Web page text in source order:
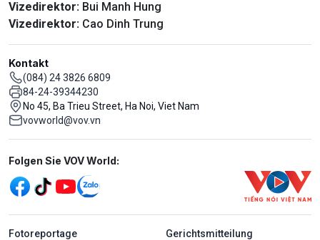
Vizedirektor: Bui Manh Hung
Vizedirektor: Cao Dinh Trung
Kontakt
(084) 24 3826 6809
84-24-39344230
No 45, Ba Trieu Street, Ha Noi, Viet Nam
vovworld@vov.vn
Mạng xã hội
Folgen Sie VOV World:
menu footer tiếng Đức
Fotoreportage Gerichtsmitteilung